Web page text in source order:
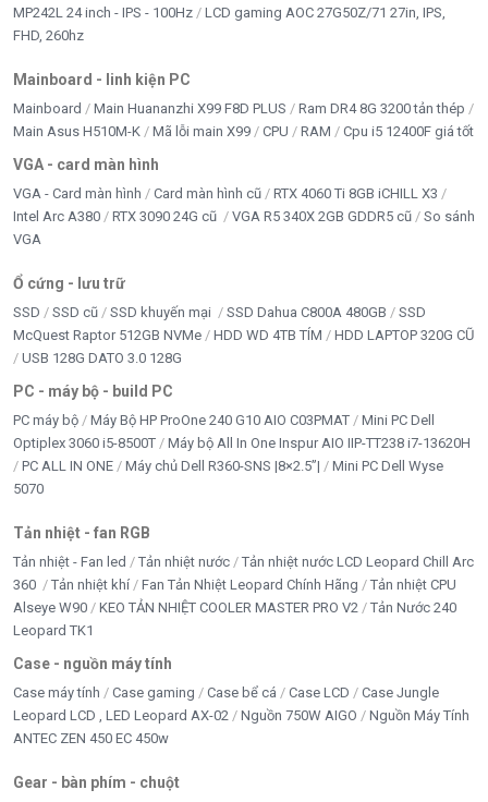
MP242L 24 inch - IPS - 100Hz
LCD gaming AOC 27G50Z/71 27in, IPS,
FHD, 260hz
Mainboard - linh kiện PC
Mainboard Main Huananzhi X99 F8D PLUS
Ram DR4 8G 3200 tản thép
Main Asus H510M-K
Mã lỗi main X99 CPU RAM Cpu i5 12400F giá tốt
VGA - card màn hình
VGA - Card màn hình Card màn hình cũ
RTX 4060 Ti 8GB iCHILL X3
Intel Arc A380
RTX 3090 24G cũ VGA R5 340X 2GB GDDR5 cũ
So sánh
VGA
Ổ cứng - lưu trữ
SSD SSD cũ SSD khuyến mại SSD Dahua C800A 480GB
SSD
McQuest Raptor 512GB NVMe
HDD WD 4TB TÍM
HDD LAPTOP 320G CŨ
USB 128G DATO 3.0 128G
PC - máy bộ - build PC
PC máy bộ Máy Bộ HP ProOne 240 G10 AIO C03PMAT
Mini PC Dell
Optiplex 3060 i5-8500T
Máy bộ All In One Inspur AIO IIP-TT238 i7-13620H
PC ALL IN ONE
Máy chủ Dell R360-SNS |8×2.5”|
Mini PC Dell Wyse
5070
Tản nhiệt - fan RGB
Tản nhiệt - Fan led Tản nhiệt nước
Tản nhiệt nước LCD Leopard Chill Arc
360
Tản nhiệt khí Fan Tản Nhiệt Leopard Chính Hãng
Tản nhiệt CPU
Alseye W90
KEO TẢN NHIỆT COOLER MASTER PRO V2
Tản Nước 240
Leopard TK1
Case - nguồn máy tính
Case máy tính Case gaming Case bể cá Case LCD
Case Jungle
Leopard LCD , LED Leopard AX-02
Nguồn 750W AIGO
Nguồn Máy Tính
ANTEC ZEN 450 EC 450w
Gear - bàn phím - chuột